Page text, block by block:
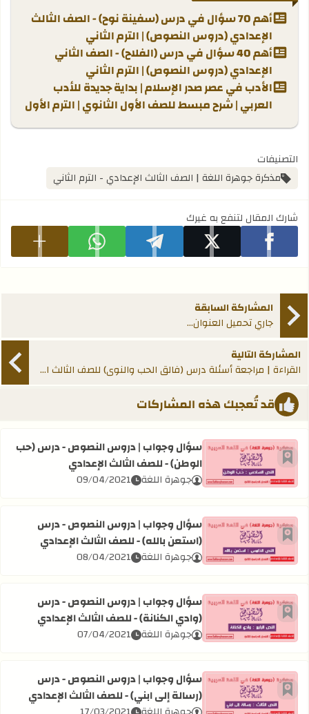
أهم 70 سؤال في درس (سفينة نوح) - الصف الثالث
الإعدادي (دروس النصوص) | الترم الثاني
أهم 40 سؤال في درس (الفلاح) - الصف الثاني
الإعدادي (دروس النصوص) | الترم الثاني
الأدب في عصر صدر الإسلام | بداية جديدة للأدب
العربي | شرح مبسط للصف الأول الثانوي | الترم الأول
التصنيفات
مذكرة جوهرة اللغة | الصف الثالث الإعدادي - الترم الثاني
شارك المقال لتنفع به غيرك
شارك على facebook
شارك على x شارك على telegram شارك على whatsapp عرض
المشاركة السابقة
جاري تحميل العنوان...
المشاركة التالية
القراءة | مراجعة أسئلة درس (فالق الحب والنوى) للصف الثالث الإعدادي
قد تُعجبك هذه المشاركات
أضف إلى العلامات المرجعية
اقرأ المزيد عن سؤال وجواب | دروس النصوص - درس (حب
سؤال وجواب | دروس النصوص - درس (حب
الوطن) - للصف الثالث الإعدادي
جوهرة اللغة 09/04/2021
أضف إلى العلامات المرجعية
اقرأ المزيد عن سؤال وجواب | دروس النصوص - درس (استعن
سؤال وجواب | دروس النصوص - درس
(استعن بالله) - للصف الثالث الإعدادي
جوهرة اللغة 08/04/2021
أضف إلى العلامات المرجعية
اقرأ المزيد عن سؤال وجواب | دروس النصوص - درس (وادي
سؤال وجواب | دروس النصوص - درس
(وادي الكنانة) - للصف الثالث الإعدادي
جوهرة اللغة 07/04/2021
أضف إلى العلامات المرجعية
اقرأ المزيد عن سؤال وجواب | دروس النصوص - درس (رسالة
سؤال وجواب | دروس النصوص - درس
(رسالة إلى ابني) - للصف الثالث الإعدادي